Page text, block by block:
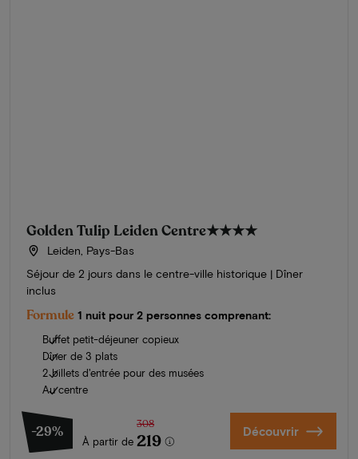
Golden Tulip Leiden Centre★★★★
Leiden, Pays-Bas
Séjour de 2 jours dans le centre-ville historique | Dîner
inclus
Formule 1 nuit pour 2 personnes comprenant:
Buffet petit-déjeuner copieux
Dîner de 3 plats
2 billets d'entrée pour des musées
Au centre
-29%
À partir de
308
219 Découvrir